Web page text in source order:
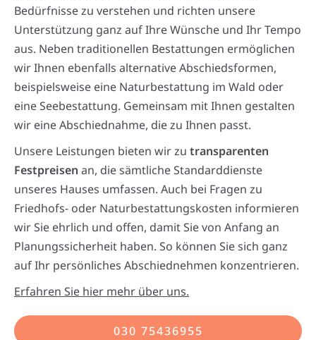
Bedürfnisse zu verstehen und richten unsere
Unterstützung ganz auf Ihre Wünsche und Ihr Tempo
aus. Neben traditionellen Bestattungen ermöglichen
wir Ihnen ebenfalls alternative Abschiedsformen,
beispielsweise eine Naturbestattung im Wald oder
eine Seebestattung. Gemeinsam mit Ihnen gestalten
wir eine Abschiednahme, die zu Ihnen passt.
Unsere Leistungen bieten wir zu transparenten
Festpreisen an, die sämtliche Standarddienste
unseres Hauses umfassen. Auch bei Fragen zu
Friedhofs- oder Naturbestattungskosten informieren
wir Sie ehrlich und offen, damit Sie von Anfang an
Planungssicherheit haben. So können Sie sich ganz
auf Ihr persönliches Abschiednehmen konzentrieren.
Erfahren Sie hier mehr über uns.
030 75436955